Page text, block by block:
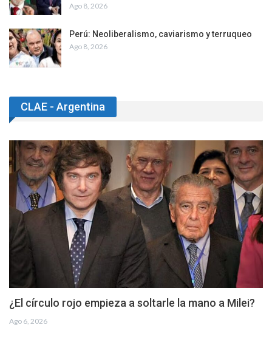
Ago 8, 2026
Perú: Neoliberalismo, caviarismo y terruqueo
Ago 8, 2026
CLAE - Argentina
¿El círculo rojo empieza a soltarle la mano a Milei?
Ago 6, 2026